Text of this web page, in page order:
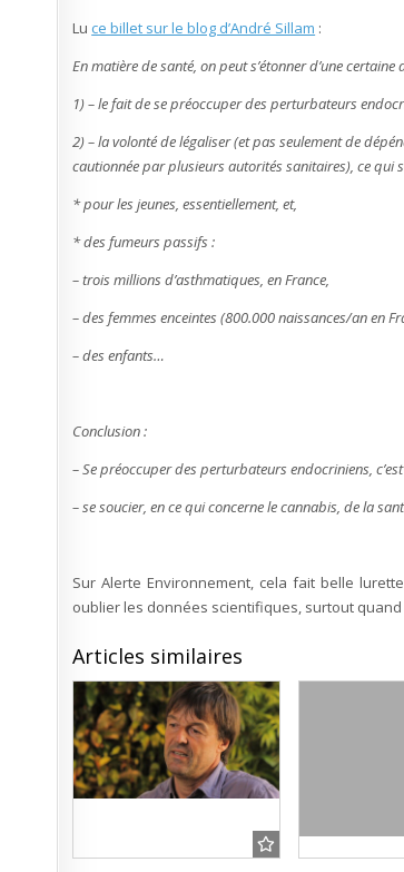
Lu ce billet sur le blog d’André Sillam :
En matière de santé, on peut s’étonner d’une
1) – le fait de se préoccuper des perturbateurs
2) – la volonté de légaliser (et pas seulement de
cautionnée par plusieurs autorités sanitaires), ce qui
* pour les jeunes, essentiellement, et,
* des fumeurs passifs :
– trois millions d’asthmatiques, en France,
– des femmes enceintes (800.000 naissances/an en
– des enfants…
Conclusion :
– Se préoccuper des perturbateurs endocriniens,
– se soucier, en ce qui concerne le cannabis, de la
Sur Alerte Environnement, cela fait belle
oublier les données scientifiques, surtout
Articles similaires